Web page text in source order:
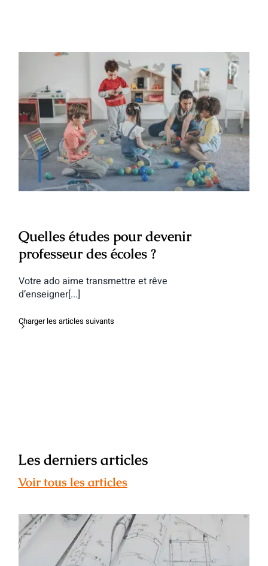
Quelles études pour devenir professeur
des écoles ?
Quelles études pour devenir
professeur des écoles ?
Votre ado aime transmettre et rêve
d’enseigner[...]
Charger les articles suivants
Les derniers articles
Voir tous les articles